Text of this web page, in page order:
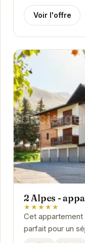
Voir l'offre
2 Alpes -
★★★★★
Cet
parfait pour un
pistes de ski et